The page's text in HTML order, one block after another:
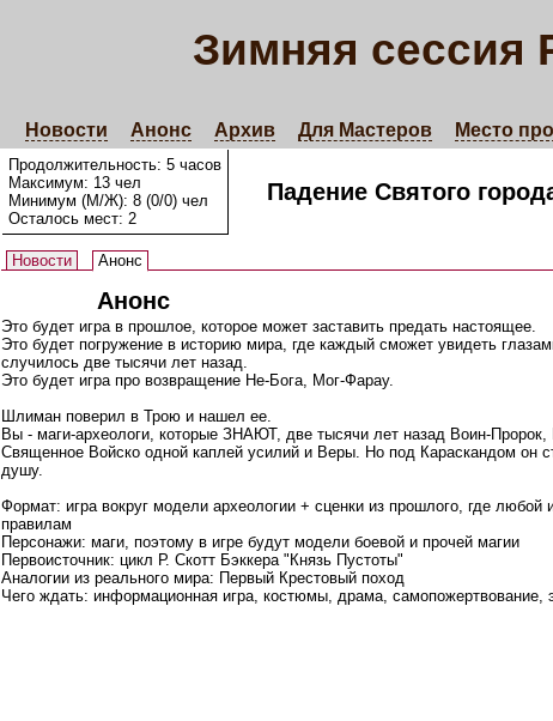
Зимняя сессия
Новости Анонс Архив Для Мастеров Место
Продолжительность: 5 часов
Максимум: 13 чел
Минимум (М/Ж): 8 (0/0) чел
Осталось мест: 2
Падение Святого
Новости Анонс
Анонс
Это будет игра в прошлое, которое может заставить предать настоящее.
Это будет погружение в историю мира, где каждый сможет увидеть
случилось две тысячи лет назад.
Это будет игра про возвращение Не-Бога, Мог-Фарау.
Шлиман поверил в Трою и нашел ее.
Вы - маги-археологи, которые ЗНАЮТ, две тысячи лет назад Воин-
Священное Войско одной каплей усилий и Веры. Но под Караскандом он
душу.
Формат: игра вокруг модели археологии + сценки из прошлого, где любой
правилам
Персонажи: маги, поэтому в игре будут модели боевой и прочей магии
Первоисточник: цикл Р. Скотт Бэккера "Князь Пустоты"
Аналогии из реального мира: Первый Крестовый поход
Чего ждать: информационная игра, костюмы, драма, самопожертвование,